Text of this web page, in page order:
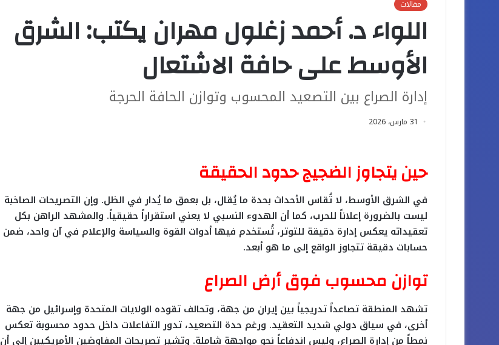
مقالات
اللواء د. أحمد زغلول مهران يكتب: الشرق
الأوسط على حافة الاشتعال
إدارة الصراع بين التصعيد المحسوب وتوازن الحافة الحرجة
31 مارس، 2026
حين يتجاوز الضجيج حدود الحقيقة
في الشرق الأوسط، لا تُقاس الأحداث بحدة ما يُقال، بل بعمق ما يُدار في الظل. وإن التصريحات الصاخبة
ليست بالضرورة إعلاناً للحرب، كما أن الهدوء النسبي لا يعني استقراراً حقيقياً. والمشهد الراهن بكل
تعقيداته يعكس إدارة دقيقة للتوتر، تُستخدم فيها أدوات القوة والسياسة والإعلام في آن واحد، ضمن
حسابات دقيقة تتجاوز الواقع إلى ما هو أبعد.
توازن محسوب فوق أرض الصراع
تشهد المنطقة تصاعداً تدريجياً بين إيران من جهة، وتحالف تقوده الولايات المتحدة وإسرائيل من جهة
أخرى، في سياق دولي شديد التعقيد. ورغم حدة التصعيد، تدور التفاعلات داخل حدود محسوبة تعكس
نمطاً من إدارة الصراع، وليس اندفاعاً نحو مواجهة شاملة. وتشير تصريحات المفاوضين الأمريكيين إلى أن